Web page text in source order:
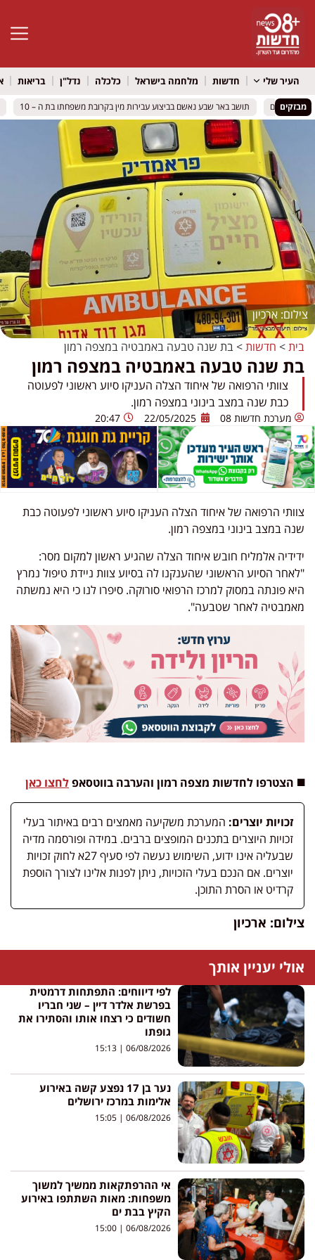
פתח
העיר שלי חדשות מלחמה בישראל כלכלה נדל"ן בריאות
מבזקים
הטילים
הטילים תושב באר שבע נאשם בביצוע עבירות מין בקרובת משפחתו בת ה – 10
תושב באר שבע נאשם בביצוע עבירות מין בקרובת משפחתו בת ה – 10
ארכיון
בית> חדשות>בת שנה טבעה באמבטיה במצפה רמון
בת שנה טבעה באמבטיה במצפה רמון
צוותי הרפואה של איחוד הצלה העניקו סיוע ראשוני לפעוטה
כבת שנה במצב בינוני במצפה רמון.
מערכת חדשות 08 22/05/2025
20:47
צוותי הרפואה של איחוד הצלה העניקו סיוע ראשוני לפעוטה כבת
שנה במצב בינוני במצפה רמון.
ידידיה אלמליח חובש איחוד הצלה שהגיע ראשון למקום מסר:
"לאחר הסיוע הראשוני שהענקנו לה בסיוע צוות ניידת טיפול נמרץ
היא פונתה במסוק למרכז הרפואי סורוקה. סיפרו לנו כי היא נמשתה
מאמבטיה לאחר שטבעה".
◼️ הצטרפו לחדשות מצפה רמון והערבה בווטסאפלחצו כאן
זכויות יוצרים: המערכת משקיעה מאמצים רבים באיתור בעלי
זכויות היוצרים בתכנים המופצים ברבים. במידה ופורסמה מדיה
שבעליה אינו ידוע, השימוש נעשה לפי סעיף 27א לחוק זכויות
יוצרים. אם הנכם בעלי הזכויות, ניתן לפנות אלינו לצורך הוספת
קרדיט או הסרת התוכן.
צילום: ארכיון
אולי יעניין אותך
לפי דיווחים: התפתחות דרמטית
בפרשת אלדר דיין – שני חבריו
חשודים כי רצחו אותו והסתירו את
גופתו
06/08/2026
נער בן 17 נפצע קשה באירוע
אלימות במרכז ירושלים
06/08/2026
אי ההרפתקאות ממשיך למשוך
משפחות: מאות השתתפו באירוע
הקיץ בבת ים
06/08/2026